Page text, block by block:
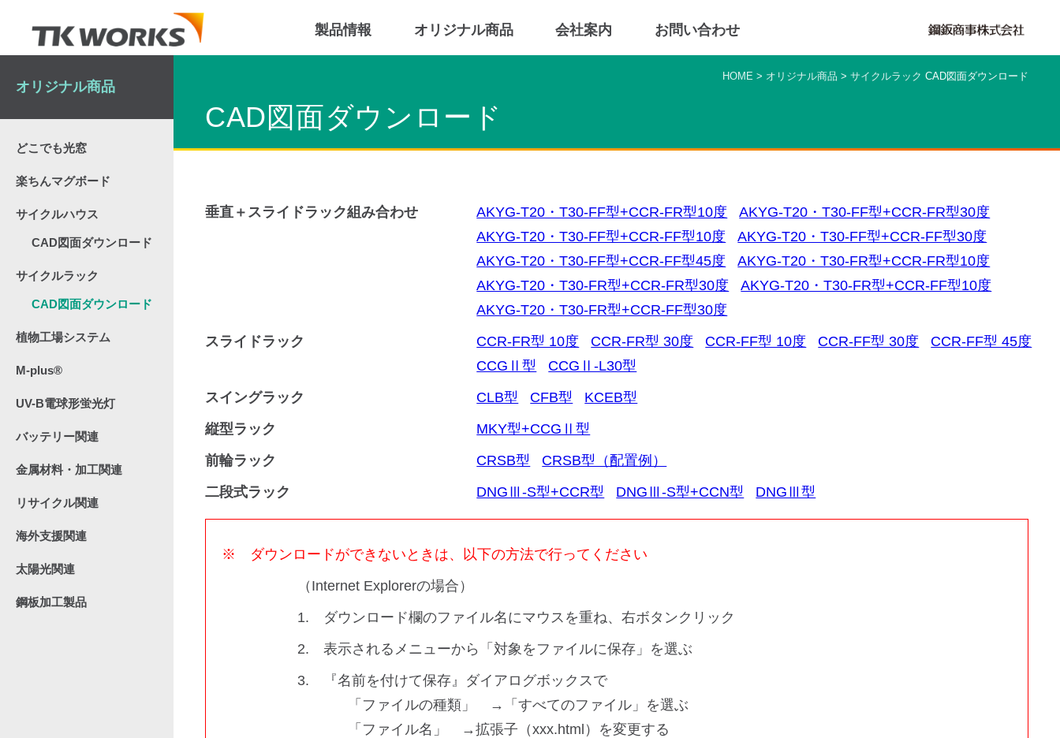
製品情報 オリジナル商品 会社案内 お問い合わせ
オリジナル商品
どこでも光窓
楽ちんマグボード
サイクルハウス
CAD図面ダウンロード
サイクルラック
CAD図面ダウンロード
植物工場システム
M-plus®
UV-B電球形蛍光灯
バッテリー関連
金属材料・加工関連
リサイクル関連
海外支援関連
太陽光関連
鋼板加工製品
HOME > オリジナル商品 > サイクルラック CAD図面ダウンロード
CAD図面ダウンロード
垂直＋スライドラック組み合わせ AKYG-T20・T30-FF型+CCR-FR型10度
AKYG-T20・T30-FF型+CCR-FR型30度
AKYG-T20・T30-FF型+CCR-FF型10度
AKYG-T20・T30-FF型+CCR-FF型30度
AKYG-T20・T30-FF型+CCR-FF型45度
AKYG-T20・T30-FR型+CCR-FR型10度
AKYG-T20・T30-FR型+CCR-FR型30度
AKYG-T20・T30-FR型+CCR-FF型10度
AKYG-T20・T30-FR型+CCR-FF型30度
スライドラック
CCR-FR型 10度 CCR-FR型 30度 CCR-FF型 10度 CCR-FF型 30度
CCR-FF型 45度
CCGⅡ型
CCGⅡ-L30型
スイングラック
CLB型 CFB型
KCEB型
縦型ラック
MKY型+CCGⅡ型
前輪ラック
CRSB型
CRSB型（配置例）
二段式ラック
DNGⅢ-S型+CCR型 DNGⅢ-S型+CCN型 DNGⅢ型
※ ダウンロードができないときは、以下の方法で行ってください
（Internet Explorerの場合）
1. ダウンロード欄のファイル名にマウスを重ね、右ボタンクリック
2. 表示されるメニューから「対象をファイルに保存」を選ぶ
3. 『名前を付けて保存』ダイアログボックスで
「ファイルの種類」 →「すべてのファイル」を選ぶ
「ファイル名」 →拡張子（xxx.html）を変更する